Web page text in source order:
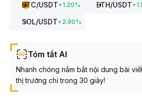
BTC/USDT+1.20% ETH/USDT+
SOL/USDT+2.90%
Tóm tắt AI
Nhanh chóng nắm bắt nội dung bài
thị trường chỉ trong 30 giây!